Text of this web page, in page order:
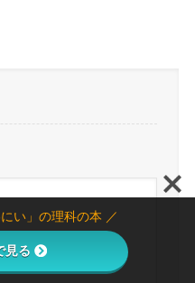
い」の理科の本 ／
る